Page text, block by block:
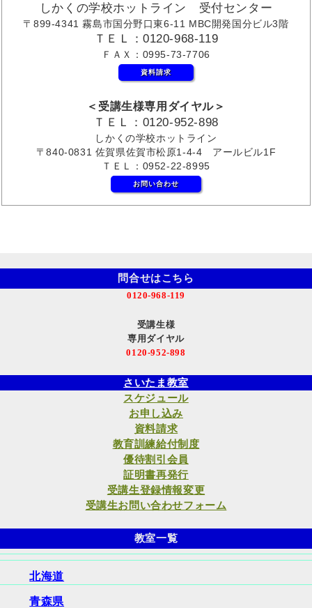
しかくの学校ホットライン 受付センター
〒899-4341 霧島市国分野口東6-11 MBC開発国分ビル3階
ＴＥＬ：0120-968-119
ＦＡＸ：0995-73-7706
資料請求
＜受講生様専用ダイヤル＞
ＴＥＬ：0120-952-898
しかくの学校ホットライン
〒840-0831 佐賀県佐賀市松原1-4-4 アールビル1F
ＴＥＬ：0952-22-8995
お問い合わせ
問合せはこちら
0120-968-119
受講生様
専用ダイヤル
0120-952-898
さいたま教室
スケジュール
お申し込み
資料請求
教育訓練給付制度
優待割引会員
証明書再発行
受講生登録情報変更
受講生お問い合わせフォーム
教室一覧
北海道
青森県